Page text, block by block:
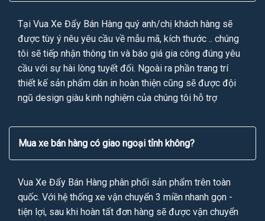
Tại Vua Xe Đẩy Bán Hàng quý anh/chị khách hàng sẽ
được tùy ý nêu yêu cầu về mẫu mã, kích thước .. chúng
tôi sẽ tiếp nhận thông tin và báo giá gia công đúng yêu
cầu với sự hài lòng tuyết đối. Ngoài ra phần trang trí
thiết kế sản phẩm dán in hoàn thiện cũng sẽ được đội
ngũ design giàu kinh nghiệm của chúng tôi hỗ trợ
Mua xe bán hàng có giao ngoại tỉnh không?
Vua Xe Đẩy Bán Hàng phân phối sản phẩm trên toàn
quốc. Với hệ thống xe vận chuyển 3 miền nhanh gọn -
tiện lợi, sau khi hoàn tất đơn hàng sẽ được vận chuyển